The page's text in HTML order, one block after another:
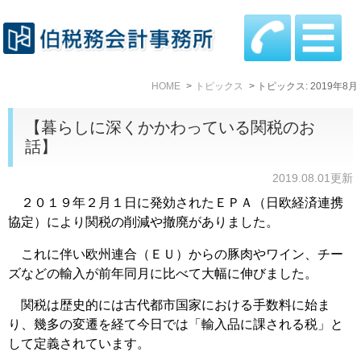
HOME トピックス トピックス: 2019年8月
【暮らしに深くかかわっている関税のお
話】
2019.08.01更新
２０１９年２月１日に発効されたＥＰＡ（日欧経済連携
協定）により関税の削減や撤廃がありました。
これに伴い欧州連合（ＥＵ）からの豚肉やワイン、チー
ズなどの輸入が前年同月に比べて大幅に伸びました。
関税は歴史的には古代都市国家における手数料に始ま
り、幾多の変遷を経て今日では「輸入品に課される税」と
して定義されています。